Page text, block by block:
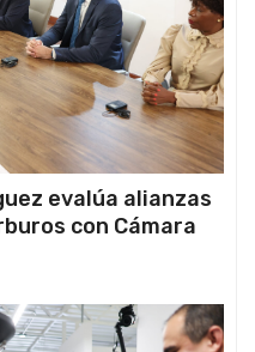
evalúa alianzas
con Cámara